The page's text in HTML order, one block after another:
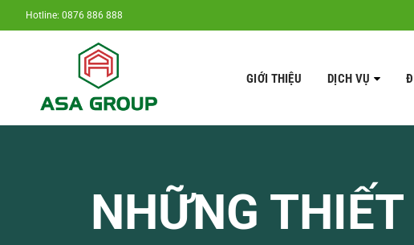
Chuyển
đến
Hotline: 0876 886 888
GIỚI THIỆU DỊCH VỤ
NHỮNG